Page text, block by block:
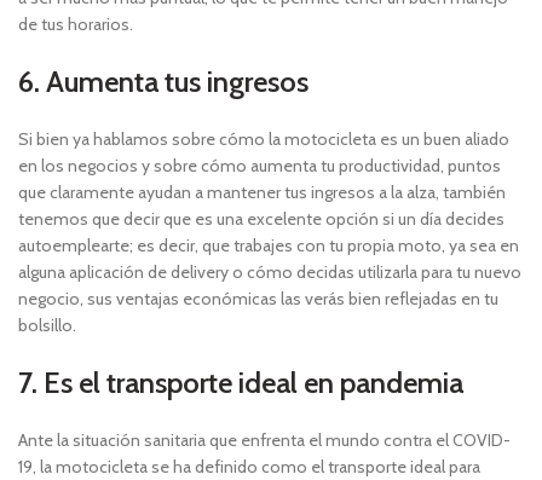
de tus horarios.
6. Aumenta tus ingresos
Si bien ya hablamos sobre cómo la motocicleta es un buen aliado
en los negocios y sobre cómo aumenta tu productividad, puntos
que claramente ayudan a mantener tus ingresos a la alza, también
tenemos que decir que es una excelente opción si un día decides
autoemplearte; es decir, que trabajes con tu propia moto, ya sea en
alguna aplicación de delivery o cómo decidas utilizarla para tu nuevo
negocio, sus ventajas económicas las verás bien reflejadas en tu
bolsillo.
7. Es el transporte ideal en pandemia
Ante la situación sanitaria que enfrenta el mundo contra el COVID-
19, la motocicleta se ha definido como el transporte ideal para